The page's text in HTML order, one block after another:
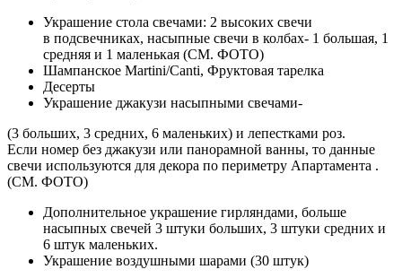
Украшение стола свечами: 2 высоких свечи
в подсвечниках, насыпные свечи в колбах- 1 большая, 1
средняя и 1 маленькая (СМ. ФОТО)
Шампанское Martini/Canti, Фруктовая тарелка
Десерты
Украшение джакузи насыпными свечами-
(3 больших, 3 средних, 6 маленьких) и лепестками роз.
Если номер без джакузи или панорамной ванны, то данные
свечи используются для декора по периметру Апартамента .
(СМ. ФОТО)
Дополнительное украшение гирляндами, больше
насыпных свечей 3 штуки больших, 3 штуки средних и
6 штук маленьких.
Украшение воздушными шарами (30 штук)